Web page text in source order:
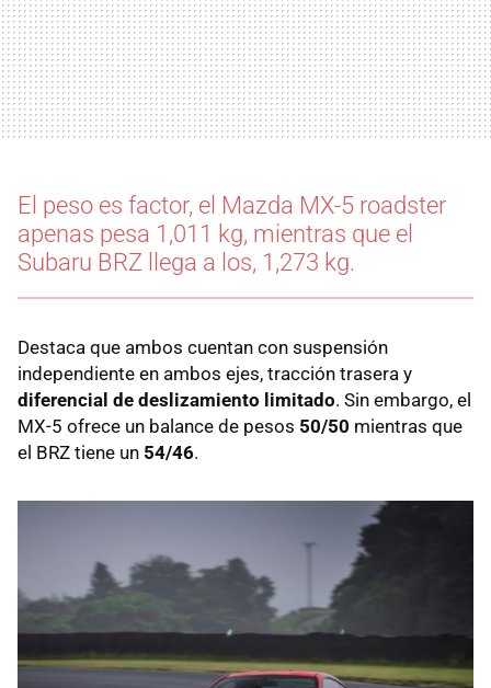
El peso es factor, el Mazda MX-5 roadster
apenas pesa 1,011 kg, mientras que el
Subaru BRZ llega a los, 1,273 kg.
Destaca que ambos cuentan con suspensión
independiente en ambos ejes, tracción trasera y
diferencial de deslizamiento limitado. Sin embargo, el
MX-5 ofrece un balance de pesos 50/50 mientras que
el BRZ tiene un 54/46.